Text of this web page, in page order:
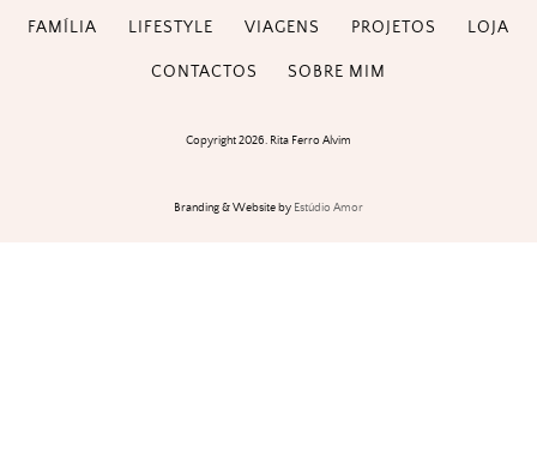
FAMÍLIA LIFESTYLE VIAGENS PROJETOS LOJA
CONTACTOS SOBRE MIM
Copyright 2026. Rita Ferro Alvim
Branding & Website by Estúdio Amor